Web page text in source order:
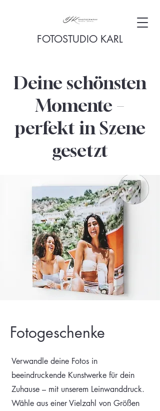
FOTOSTUDIO KARL
Deine schönsten
Momente –
perfekt in Szene
gesetzt
Fotogeschenke
Verwandle deine Fotos in
beeindruckende Kunstwerke für dein
Zuhause – mit unserem Leinwanddruck.
Wähle aus einer Vielzahl von Größen